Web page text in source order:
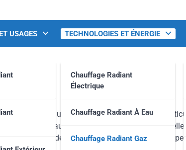
USAGES TECHNOLOGIES ET ÉNERGIE
Chauffage Radiant
Électrique
Chauffage Radiant À Eau
Chauffage Radiant Gaz
radiant gaz
atelier, dans un entrepôt ou même chez un
adaptées aux besoins de ses clients. Parmi
chauffer rapidement de grandes surfaces sans